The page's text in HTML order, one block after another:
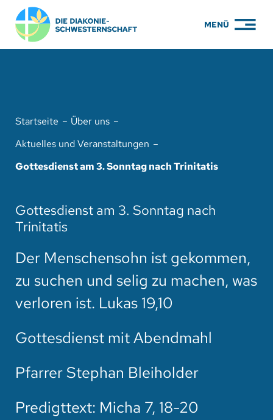
Zum
Inhalt
springen
MENÜ
KARRIERE
ENGAGEMENT
SERVICE
HOTEL
SPENDEN
SUCHE
Startseite
Über uns
Aktuelles und Veranstaltungen
Gottesdienst am 3. Sonntag nach Trinitatis
Gottesdienst am 3. Sonntag nach
Trinitatis
Der Menschensohn ist gekommen,
zu suchen und selig zu machen, was
verloren ist. Lukas 19,10
Gottesdienst mit Abendmahl
Pfarrer Stephan Bleiholder
Predigttext: Micha 7, 18-20